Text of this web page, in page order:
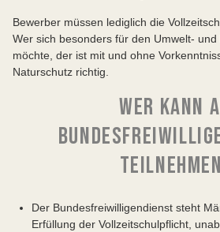
Bewerber müssen lediglich die
Wer sich besonders für den Umwelt-
möchte, der ist mit und ohne
Naturschutz richtig.
WER KANN
Der Bundesfreiwilligendienst steht
Erfüllung der Vollzeitschulpflicht,